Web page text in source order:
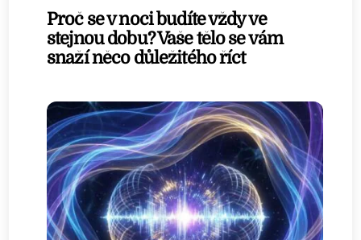
Proč se v noci budíte vždy ve
stejnou dobu? Vaše tělo se vám
snaží něco důležitého říct